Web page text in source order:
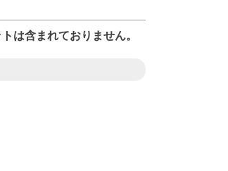
は含まれておりません。